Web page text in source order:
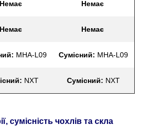
Немає Немає
Немає Немає
MHA-L09 Сумісний: MHA-L09
NXT Сумісний: NXT
сумісність чохлів та скла